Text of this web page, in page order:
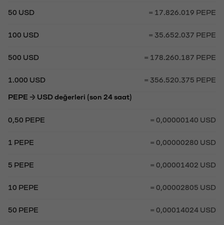
50 USD = 17.826.019 PEPE
100 USD = 35.652.037 PEPE
500 USD = 178.260.187 PEPE
1.000 USD = 356.520.375 PEPE
PEPE → USD değerleri (son 24 saat)
0,50 PEPE = 0,00000140 USD
1 PEPE = 0,00000280 USD
5 PEPE = 0,00001402 USD
10 PEPE = 0,00002805 USD
50 PEPE = 0,00014024 USD